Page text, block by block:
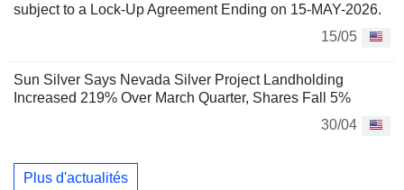
subject to a Lock-Up Agreement Ending on 15-MAY-2026.
15/05
Sun Silver Says Nevada Silver Project Landholding
Increased 219% Over March Quarter, Shares Fall 5%
30/04
Plus d'actualités